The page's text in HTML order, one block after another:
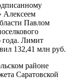
Алексеем
Павлом
года. Лимит
132,41 млн руб.
районе
Саратовской